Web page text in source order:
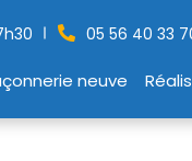
05 56 40 33
neuve